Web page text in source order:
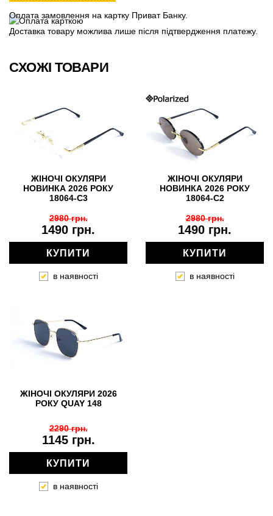
Оплата замовлення на картку Приват Банку.
Доставка товару можлива лише після підтвердження платежу.
СХОЖІ ТОВАРИ
ЖІНОЧІ ОКУЛЯРИ
НОВИНКА 2026 РОКУ
18064-C3
1490 грн.
2980 грн.
КУПИТИ
в наявності
ЖІНОЧІ ОКУЛЯРИ
НОВИНКА 2026 РОКУ
18064-C2
1490 грн.
2980 грн.
КУПИТИ
в наявності
ЖІНОЧІ ОКУЛЯРИ 2026
РОКУ QUAY 148
1145 грн.
2290 грн.
КУПИТИ
в наявності